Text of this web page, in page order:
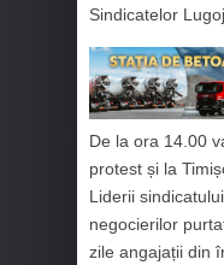
Sindicatelor Lugoj.
De la ora 14.00
protest și la
Liderii
negocierilor
zile angajații din